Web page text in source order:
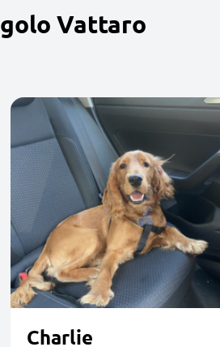
Vattaro
Charlie